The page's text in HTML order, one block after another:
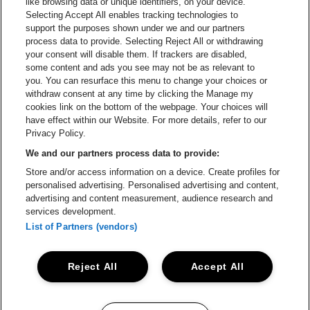
Ga naar de website van Croky
Ga naar de website van
Ga naar de website van Le Soir
Ga naar de
Ga naar de website van
Vorst Nationaal is een deel van be•at
Vorst Nationaal
Victor Rousseaulaan 208, 1190 Vorst
Be-At Venues
Schijnpoortweg 119, 2170 Antwerpen
BTW (BE) 0461.051.688 - RPR Antwerpen
BNP Paribas Fortis - IBAN: BE93 2200 4925 0067 - BIC:
GEBABEBB
ProclaimerCookiesManage my cookiesPrivacy
Selecting Accept All enables tracking technologies to
support the purposes shown under we and our partners
process data to provide. Selecting Reject All or withdrawing
your consent will disable them. If trackers are disabled,
some content and ads you see may not be as relevant to
you. You can resurface this menu to change your choices or
withdraw consent at any time by clicking the Manage my
cookies link on the bottom of the webpage. Your choices will
have effect within our Website. For more details, refer to our
Privacy Policy.
We and our partners process data to provide:
Store and/or access information on a device. Create profiles for
personalised advertising. Personalised advertising and content,
advertising and content measurement, audience research and
services development.
List of Partners (vendors)
Accept All
Reject All